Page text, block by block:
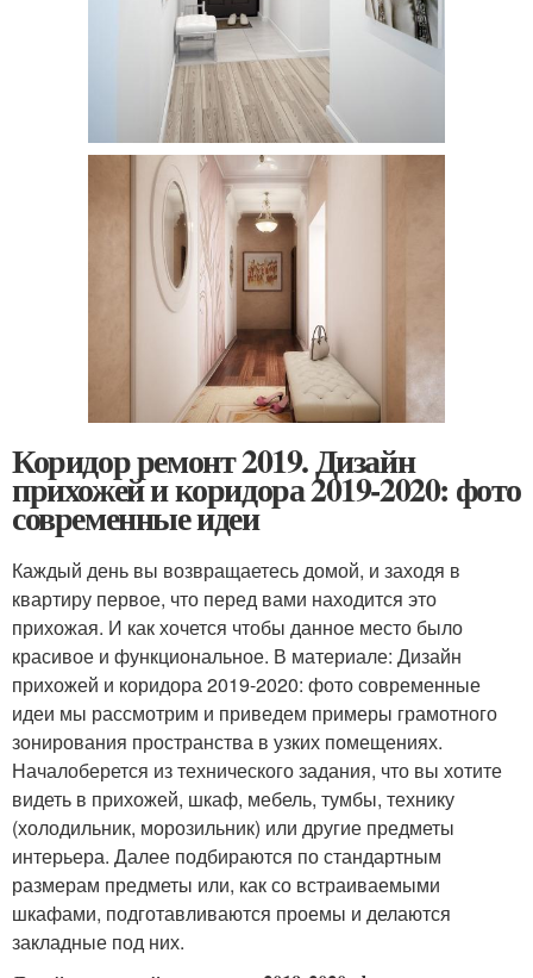
Коридор ремонт 2019. Дизайн
прихожей и коридора 2019-2020: фото
современные идеи
Каждый день вы возвращаетесь домой, и заходя в
квартиру первое, что перед вами находится это
прихожая. И как хочется чтобы данное место было
красивое и функциональное. В материале: Дизайн
прихожей и коридора 2019-2020: фото современные
идеи мы рассмотрим и приведем примеры грамотного
зонирования пространства в узких помещениях.
Началоберется из технического задания, что вы хотите
видеть в прихожей, шкаф, мебель, тумбы, технику
(холодильник, морозильник) или другие предметы
интерьера. Далее подбираются по стандартным
размерам предметы или, как со встраиваемыми
шкафами, подготавливаются проемы и делаются
закладные под них.